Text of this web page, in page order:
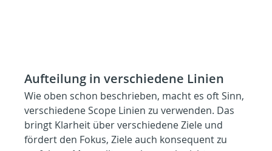
Aufteilung in verschiedene Linien
Wie oben schon beschrieben, macht es oft Sinn,
verschiedene Scope Linien zu verwenden. Das
bringt Klarheit über verschiedene Ziele und
fördert den Fokus, Ziele auch konsequent zu